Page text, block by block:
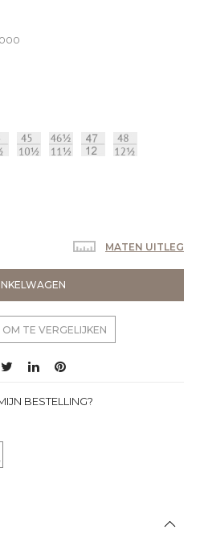
MATEN UITLEG
TE VERGELIJKEN
BESTELLING?